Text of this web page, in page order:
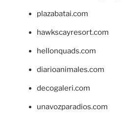
plazabatai.com
hawkscayresort.com
hellonquads.com
diarioanimales.com
decogaleri.com
unavozparadios.com